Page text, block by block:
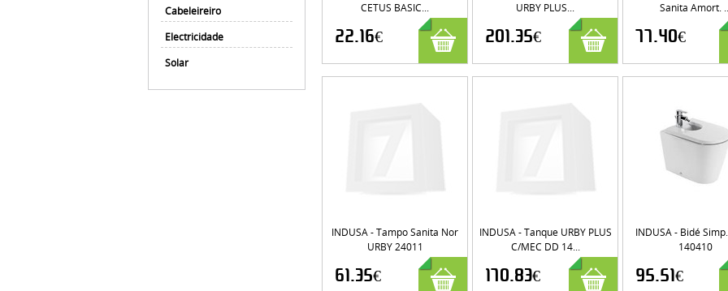
Cabeleireiro
Electricidade
Solar
CETUS BASIC...
22.16€
URBY PLUS...
201.35€
Sanita Amort. ...
77.40€
INDUSA - Tampo Sanita Nor
URBY 24011
61.35€
INDUSA - Tanque URBY PLUS
C/MEC DD 14...
170.83€
INDUSA - Bidé
140410
95.51€